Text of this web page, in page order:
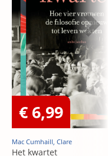
€ 6,99
Mac Cumhaill, Clare
Het kwartet